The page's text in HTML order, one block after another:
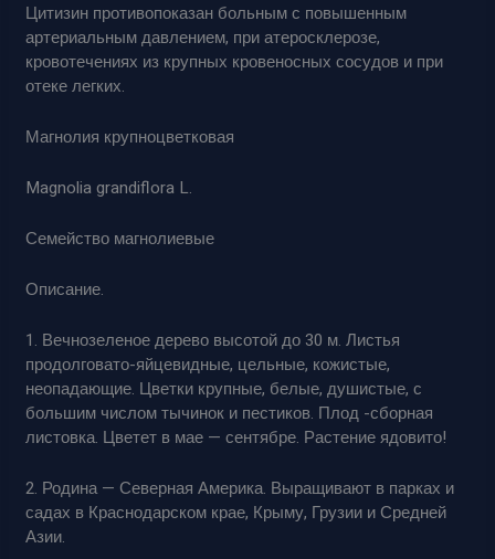
Цитизин противопоказан больным с повышенным
артериальным давлением, при атеросклерозе,
кровотечениях из крупных кровеносных сосудов и при
отеке легких.
Магнолия крупноцветковая
Magnolia grandiflora L.
Семейство магнолиевые
Описание.
1. Вечнозеленое дерево высотой до 30 м. Листья
продолговато-яйцевидные, цельные, кожистые,
неопадающие. Цветки крупные, белые, душистые, с
большим числом тычинок и пестиков. Плод -сборная
листовка. Цветет в мае — сентябре. Растение ядовито!
2. Родина — Северная Америка. Выращивают в парках и
садах в Краснодарском крае, Крыму, Грузии и Средней
Азии.